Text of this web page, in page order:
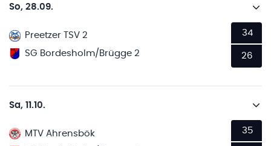
So, 28.09.
Preetzer TSV 2
SG Bordesholm/Brügge 2
34
26
Sa, 11.10.
MTV Ahrensbök
35